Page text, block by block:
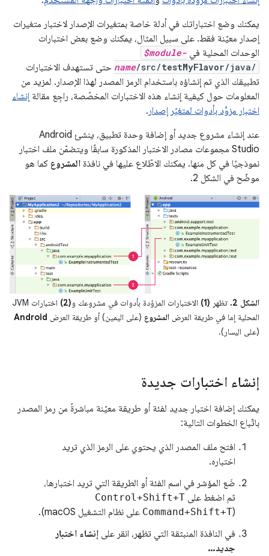
يمكنك وضع اختباراتك في أدلة خاصة بمتغيرات الإصدار لاختبار متغيرات
إصدار معيّنة فقط. على سبيل المثال، يمكنك وضع بعض اختبارات
الوحدات المحلية في $module-
name/src/testMyFlavor/java/
حتى تستهدف الاختبارات
تطبيقك الذي تم إنشاؤه باستخدام الرمز المصدر لهذا الإصدار. لمزيد من
المعلومات حول كيفية إنشاء هذه الاختبارات المخصّصة، راجِع مقالة إنشاء
اختبار مزوَّد بأدوات لمتغيّر إصدار .
عند إنشاء مشروع جديد أو إضافة وحدة تطبيق، ينشئ Android
Studio مجموعات مصادر الاختبار المذكورة سابقًا ويتضمّن ملف اختبار
نموذجيًا في كل منها. يمكنك الاطّلاع عليها في نافذة المشروع كما هو
موضّح في الشكل 2.
الشكل 2. تظهر (1) الاختبارات المزوّدة بأدوات في مشروعك و(2)
اختبارات JVM
المحلية إما في طريقة العرض المشروع (على اليمين) أو طريقة العرض Android
(على اليسار).
إنشاء اختبارات جديدة
يمكنك إضافة اختبار جديد لفئة أو طريقة معيّنة مباشرةً من رمز المصدر
باتّباع الخطوات التالية:
افتح ملف المصدر الذي يحتوي على الرمز الذي تريد
اختباره.
ضَع المؤشر في اسم الفئة أو الطريقة التي تريد اختبارها،
ثم اضغط على Control+Shift+T
(
Command+Shift+T على نظام التشغيل macOS).
في النافذة المنبثقة التي تظهر، انقر على إنشاء اختبار
جديد…